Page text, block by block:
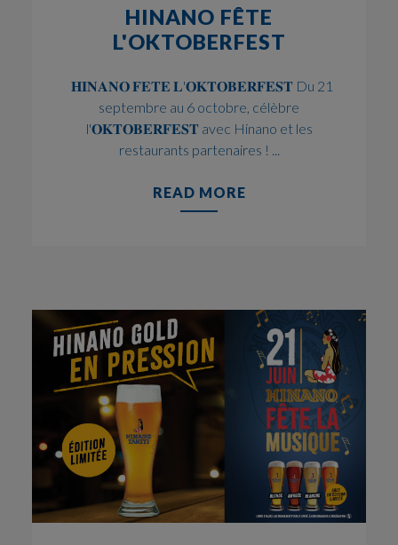
HINANO FÊTE
L'OKTOBERFEST
𝐇𝐈𝐍𝐀𝐍𝐎 𝐅𝐄𝐓𝐄 𝐋'𝐎𝐊𝐓𝐎𝐁𝐄𝐑𝐅𝐄𝐒𝐓 Du 21
septembre au 6 octobre, célèbre
l'𝐎𝐊𝐓𝐎𝐁𝐄𝐑𝐅𝐄𝐒𝐓 avec Hinano et les
restaurants partenaires ! ...
READ MORE